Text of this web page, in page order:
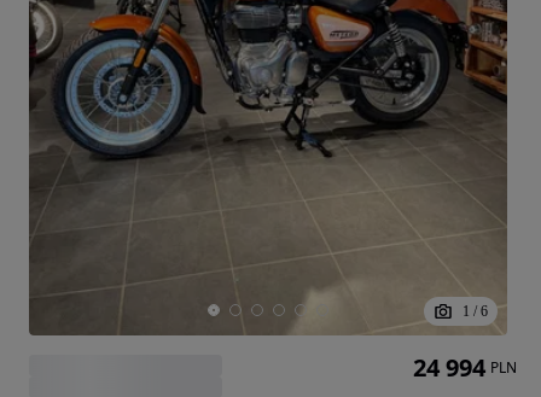
1 / 6
24 994 PLN